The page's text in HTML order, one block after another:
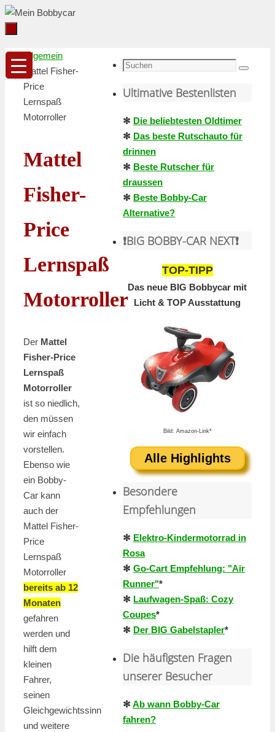
Zum
Inhalt
springen
Startseite
Allgemein
Mattel Fisher-
Price
Lernspaß
Motorroller
Mattel
Fisher-
Price
Lernspaß
Motorroller
Der Mattel
Fisher-Price
Lernspaß
Motorroller
ist so niedlich,
den müssen
wir einfach
vorstellen.
Ebenso wie
ein Bobby-
Car kann
auch der
Mattel Fisher-
Price
Lernspaß
Motorroller
bereits ab 12
Monaten
gefahren
werden und
hilft dem
kleinen
Fahrer,
seinen
Gleichgewichtssinn
und weitere
Suche
Suchen
Ultimative Bestenlisten
✻ Die beliebtesten Oldtimer
✻ Das beste Rutschauto für
drinnen
✻ Beste Rutscher für
draussen
✻ Beste Bobby-Car
Alternative?
❗️BIG BOBBY-CAR NEXT❗️
TOP-TIPP
Das neue BIG Bobbycar mit
Licht & TOP Ausstattung
Bild: Amazon-Link*
Alle Highlights
Besondere
Empfehlungen
✻ Elektro-Kindermotorrad in
Rosa
✻ Go-Cart Empfehlung: "Air
Runner"*
✻ Laufwagen-Spaß: Cozy
Coupes*
✻ Der BIG Gabelstapler*
Die häufigsten Fragen
unserer Besucher
✻ Ab wann Bobby-Car
fahren?